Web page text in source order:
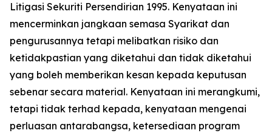
Litigasi Sekuriti Persendirian 1995. Kenyataan ini
mencerminkan jangkaan semasa Syarikat dan
pengurusannya tetapi melibatkan risiko dan
ketidakpastian yang diketahui dan tidak diketahui
yang boleh memberikan kesan kepada keputusan
sebenar secara material. Kenyataan ini merangkumi,
tetapi tidak terhad kepada, kenyataan mengenai
perluasan antarabangsa, ketersediaan program